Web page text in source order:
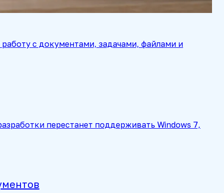
с документами, задачами, файлами и
перестанет поддерживать Windows 7,